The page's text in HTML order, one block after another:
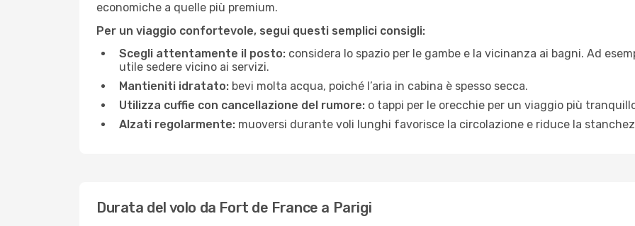
economiche a quelle più premium.
Per un viaggio confortevole, segui questi semplici consigli:
Scegli attentamente il posto: considera lo spazio per le gambe e la vicinanza ai bagni. Ad
utile sedere vicino ai servizi.
Mantieniti idratato: bevi molta acqua, poiché l’aria in cabina è spesso secca.
Utilizza cuffie con cancellazione del rumore: o tappi per le orecchie per un viaggio più
Alzati regolarmente: muoversi durante voli lunghi favorisce la circolazione e riduce la
Durata del volo da Fort de France a Parigi